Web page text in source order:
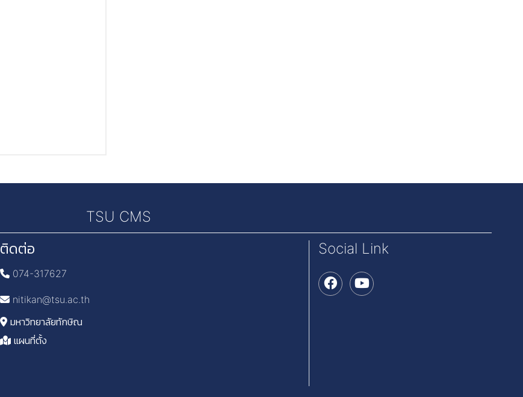
TSU CMS
ติดต่อ
074-317627
nitikan@tsu.ac.th
มหาวิทยาลัยทักษิณ
แผนที่ตั้ง
Social Link